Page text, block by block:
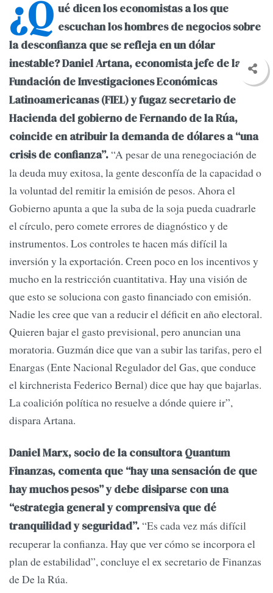
¿Q ué dicen los economistas a los que
escuchan los hombres de negocios sobre
la desconfianza que se refleja en un dólar
inestable? Daniel Artana, economista jefe de la
Fundación de Investigaciones Económicas
Latinoamericanas (FIEL) y fugaz secretario de
Hacienda del gobierno de Fernando de la Rúa,
coincide en atribuir la demanda de dólares a “una
crisis de confianza”.“A pesar de una renegociación de
la deuda muy exitosa, la gente desconfía de la capacidad o
la voluntad del remitir la emisión de pesos. Ahora el
Gobierno apunta a que la suba de la soja pueda cuadrarle
el círculo, pero comete errores de diagnóstico y de
instrumentos. Los controles te hacen más difícil la
inversión y la exportación. Creen poco en los incentivos y
mucho en la restricción cuantitativa. Hay una visión de
que esto se soluciona con gasto financiado con emisión.
Nadie les cree que van a reducir el déficit en año electoral.
Quieren bajar el gasto previsional, pero anuncian una
moratoria. Guzmán dice que van a subir las tarifas, pero el
Enargas (Ente Nacional Regulador del Gas, que conduce
el kirchnerista Federico Bernal) dice que hay que bajarlas.
La coalición política no resuelve a dónde quiere ir”,
dispara Artana.
Daniel Marx, socio de la consultora Quantum
Finanzas, comenta que “hay una sensación de que
hay muchos pesos” y debe disiparse con una
“estrategia general y comprensiva que dé
tranquilidad y seguridad”.“Es cada vez más difícil
recuperar la confianza. Hay que ver cómo se incorpora el
plan de estabilidad”, concluye el ex secretario de Finanzas
de De la Rúa.